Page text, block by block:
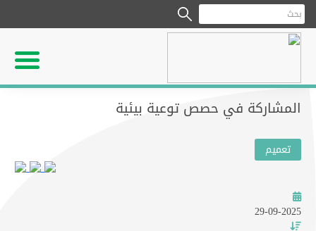
المشاركة في حصص توعية بيئية
تعميم
29-09-2025